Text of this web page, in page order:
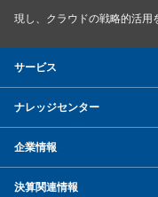
現し、クラウドの戦略的活
サービス
ナレッジセンター
企業情報
決算関連情報